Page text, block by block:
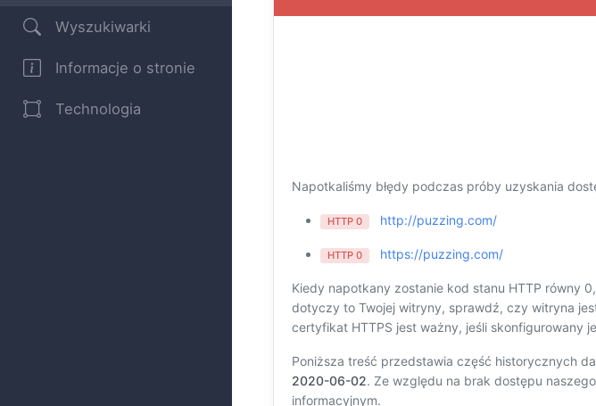
Wyszukiwarki
Informacje o stronie
Technologia
Napotkaliśmy błędy podczas próby uzyskania
HTTP 0 http://puzzing.com/
HTTP 0 https://puzzing.com/
Kiedy napotkany zostanie kod stanu HTTP równy
dotyczy to Twojej witryny, sprawdź, czy witryna
certyfikat HTTPS jest ważny, jeśli skonfigurowany
Poniższa treść przedstawia część historycznych
2020-06-02. Ze względu na brak dostępu
informacyjnym.